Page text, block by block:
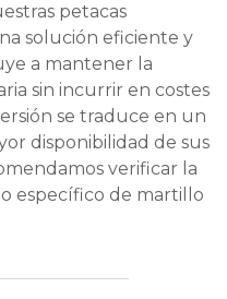
petacas
solución eficiente y
a mantener la
sin incurrir en costes
se traduce en un
disponibilidad de sus
verificar la
específico de martillo